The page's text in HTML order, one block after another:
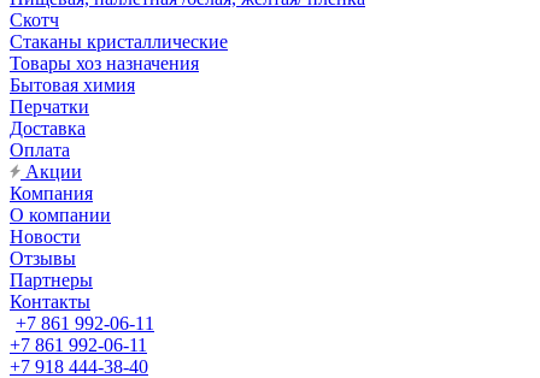
Скотч
Стаканы кристаллические
Товары хоз назначения
Бытовая химия
Перчатки
Доставка
Оплата
Акции
Компания
О компании
Новости
Отзывы
Партнеры
Контакты
+7 861 992-06-11
+7 861 992-06-11
+7 918 444-38-40